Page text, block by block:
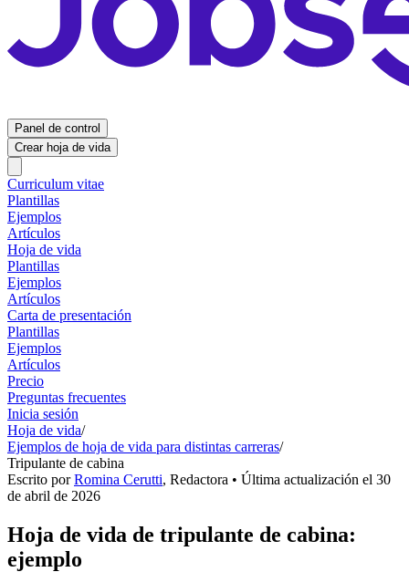
Panel de control
Crear hoja de vida
Curriculum vitae
Plantillas
Ejemplos
Artículos
Hoja de vida
Plantillas
Ejemplos
Artículos
Carta de presentación
Plantillas
Ejemplos
Artículos
Precio
Preguntas frecuentes
Inicia sesión
Hoja de vida/
Ejemplos de hoja de vida para distintas carreras/
Tripulante de cabina
Escrito porRomina Cerutti, Redactora • Última actualización el 30
de abril de 2026
Hoja de vida de tripulante de cabina:
ejemplo